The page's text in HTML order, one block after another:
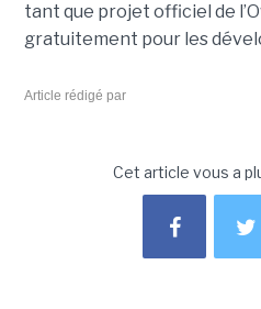
tant que projet officiel de
gratuitement pour les
Article rédigé par
Cet article vous a